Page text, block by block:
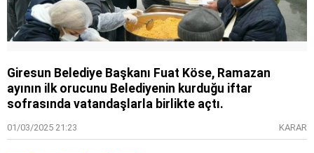
Giresun Belediye Başkanı Fuat Köse, Ramazan
ayının ilk orucunu Belediyenin kurduğu iftar
sofrasında vatandaşlarla birlikte açtı.
01/03/2025 21:23 KARAR